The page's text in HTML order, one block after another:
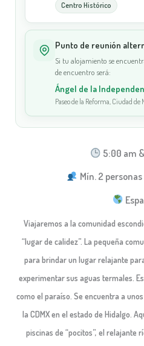
Centro Histórico
Punto de reunión
Si tu alojamiento se
de encuentro será:
Ángel de la
Paseo de la Reforma, Ciudad de
5:00 am
Mín. 2 personas
Viajaremos a la comunidad
“lugar de calidez”. La pequeña
para brindar un lugar relajante
experimentar sus aguas termales.
como el paraíso. Se encuentra a
la CDMX en el estado de Hidalgo.
piscinas de “pocitos”, el relajante